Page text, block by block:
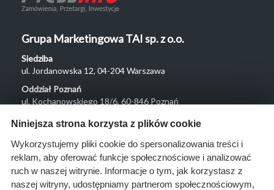
Grupa Marketingowa TAI sp. z o.o.
Siedziba
ul. Jordanowska 12, 04-204 Warszawa
Oddział Poznań
ul. Kochanowskiego 18/6, 60-846 Poznań
Menu
O nas
Rozwiązania
Monitoring
Niniejsza strona korzysta z plików cookie
Wykorzystujemy pliki cookie do spersonalizowania treści i
reklam, aby oferować funkcje społecznościowe i analizować
ruch w naszej witrynie. Informacje o tym, jak korzystasz z
naszej witryny, udostępniamy partnerom społecznościowym,